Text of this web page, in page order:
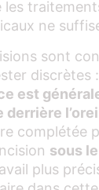
les
ne
sont
discrètes
est
derrière
complétée
sous
plus